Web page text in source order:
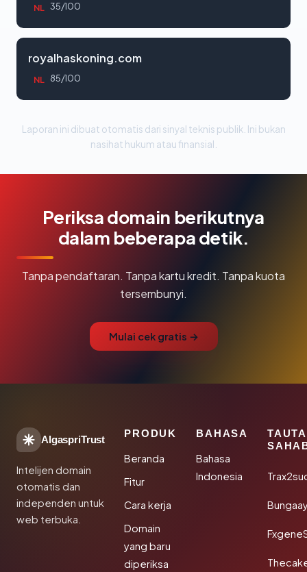
NL 35/100
royalhaskoning.com
NL 85/100
Laporan ini dibuat otomatis dari sinyal teknis publik. Ini bukan
nasihat hukum atau finansial.
Periksa domain berikutnya
dalam beberapa detik.
Tanpa pendaftaran. Tanpa kartu kredit. Tanpa kuota
tersembunyi.
Mulai cek gratis →
AlgaspriTrust
Intelijen domain
otomatis dan
independen untuk
web terbuka.
PRODUK
Beranda
Fitur
Cara kerja
Domain
yang baru
diperiksa
BAHASA
Bahasa
Indonesia